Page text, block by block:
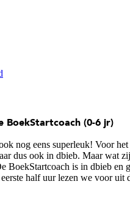
BoekStartcoach (0-6 jr)
nog eens superleuk! Voor het
dus ook in dbieb. Maar wat
BoekStartcoach is in dbieb en
half uur lezen we voor uit